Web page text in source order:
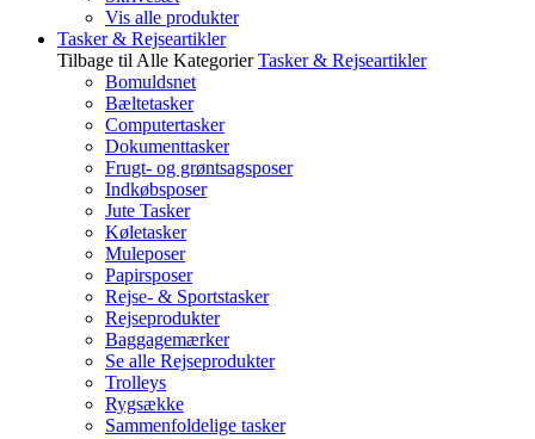
Vis alle produkter
Tasker & Rejseartikler
Tilbage til Alle Kategorier Tasker & Rejseartikler
Bomuldsnet
Bæltetasker
Computertasker
Dokumenttasker
Frugt- og grøntsagsposer
Indkøbsposer
Jute Tasker
Køletasker
Muleposer
Papirsposer
Rejse- & Sportstasker
Rejseprodukter
Baggagemærker
Se alle Rejseprodukter
Trolleys
Rygsække
Sammenfoldelige tasker